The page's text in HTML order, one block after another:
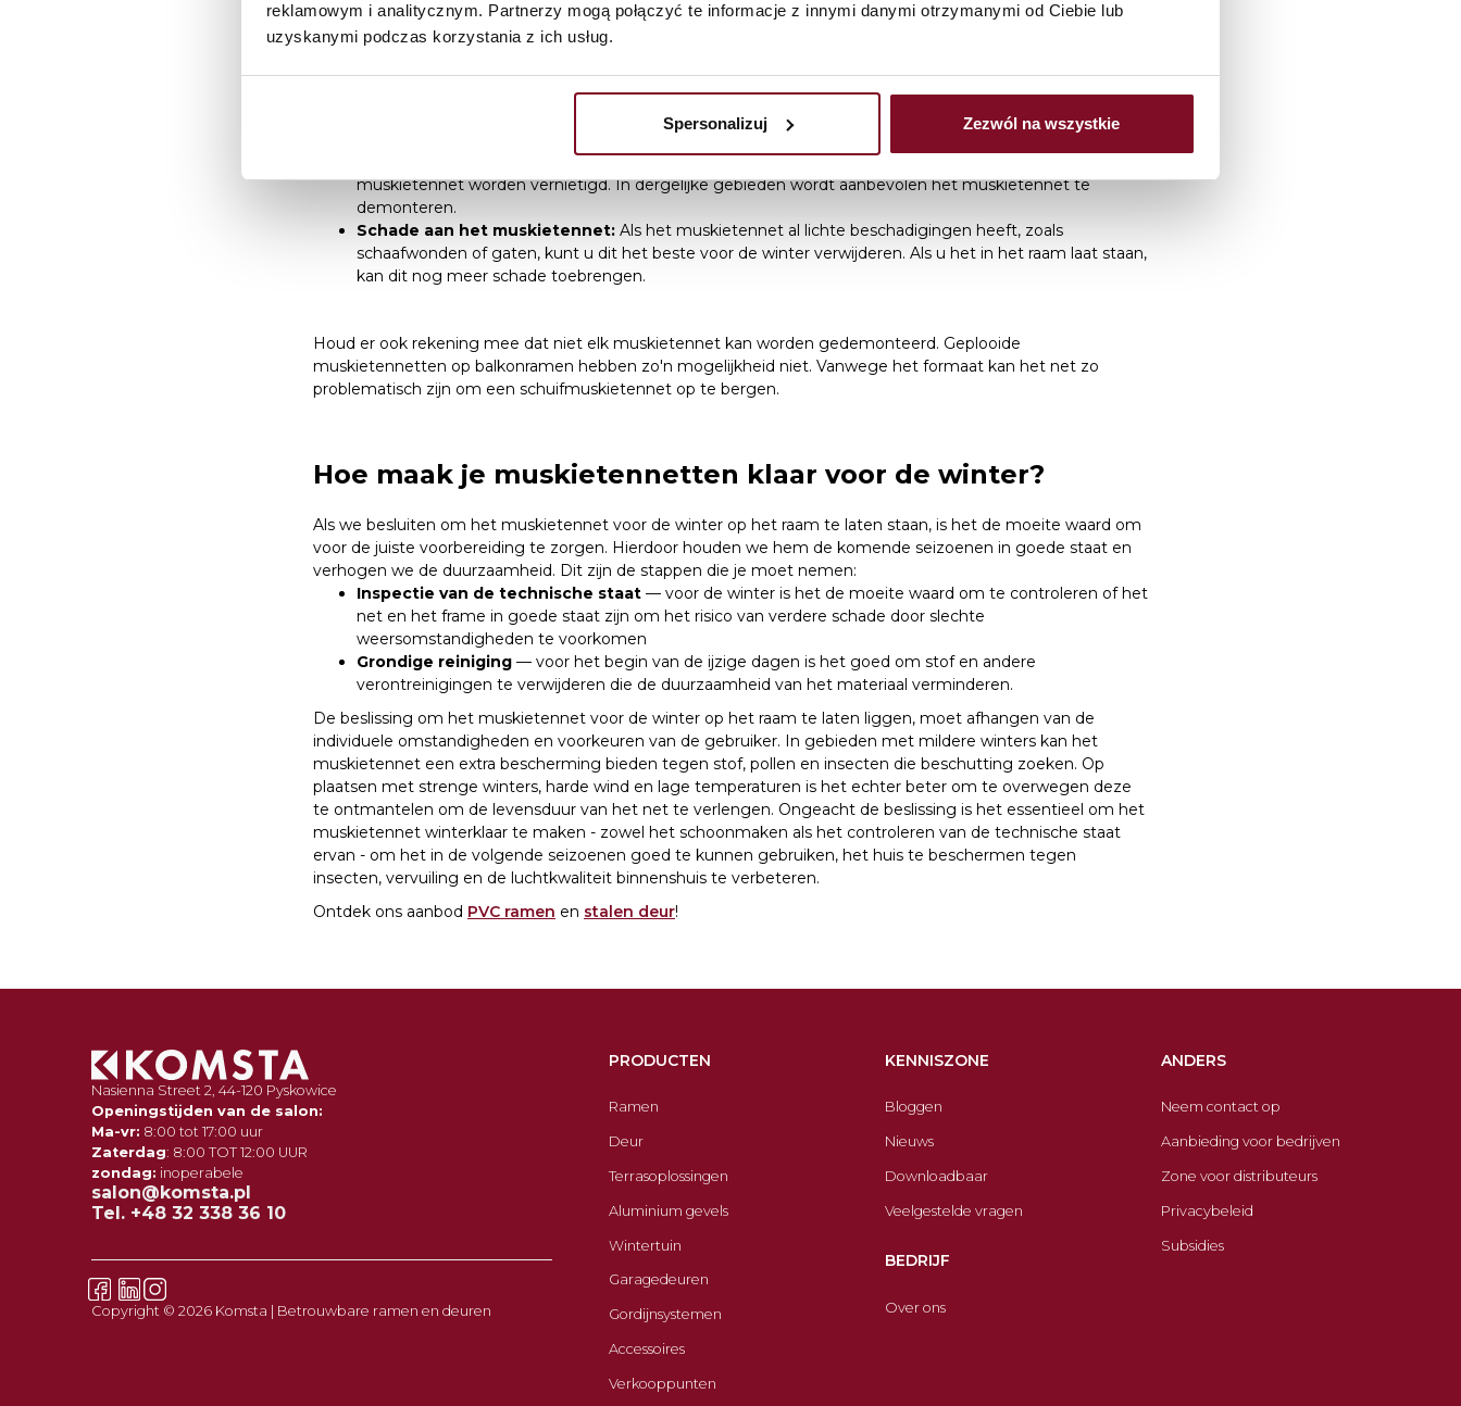
reklamowym i analitycznym. Partnerzy mogą połączyć te informacje z innymi danymi otrzymanymi od Ciebie lub
uzyskanymi podczas korzystania z ich usług.
Spersonalizuj Zezwól na wszystkie
Wanneer is het aan te raden om het muskietennet voor de
winter te demonteren?
Het demonteren van het muskietennet in de winter is nuttig in de volgende situaties:
Extreme weersomstandigheden:In gebieden met hevige sneeuwval en koude winters kan het
muskietennet worden vernietigd. In dergelijke gebieden wordt aanbevolen het muskietennet te
demonteren.
Schade aan het muskietennet: Als het muskietennet al lichte beschadigingen heeft, zoals
schaafwonden of gaten, kunt u dit het beste voor de winter verwijderen. Als u het in het raam laat staan,
kan dit nog meer schade toebrengen.
Houd er ook rekening mee dat niet elk muskietennet kan worden gedemonteerd. Geplooide
muskietennetten op balkonramen hebben zo'n mogelijkheid niet. Vanwege het formaat kan het net zo
problematisch zijn om een schuifmuskietennet op te bergen.
Hoe maak je muskietennetten klaar voor de winter?
Als we besluiten om het muskietennet voor de winter op het raam te laten staan, is het de moeite waard om
voor de juiste voorbereiding te zorgen. Hierdoor houden we hem de komende seizoenen in goede staat en
verhogen we de duurzaamheid. Dit zijn de stappen die je moet nemen:
Inspectie van de technische staat — voor de winter is het de moeite waard om te controleren of het
net en het frame in goede staat zijn om het risico van verdere schade door slechte
weersomstandigheden te voorkomen
Grondige reiniging — voor het begin van de ijzige dagen is het goed om stof en andere
verontreinigingen te verwijderen die de duurzaamheid van het materiaal verminderen.
De beslissing om het muskietennet voor de winter op het raam te laten liggen, moet afhangen van de
individuele omstandigheden en voorkeuren van de gebruiker. In gebieden met mildere winters kan het
muskietennet een extra bescherming bieden tegen stof, pollen en insecten die beschutting zoeken. Op
plaatsen met strenge winters, harde wind en lage temperaturen is het echter beter om te overwegen deze
te ontmantelen om de levensduur van het net te verlengen. Ongeacht de beslissing is het essentieel om het
muskietennet winterklaar te maken - zowel het schoonmaken als het controleren van de technische staat
ervan - om het in de volgende seizoenen goed te kunnen gebruiken, het huis te beschermen tegen
insecten, vervuiling en de luchtkwaliteit binnenshuis te verbeteren.
Ontdek ons aanbod PVC ramen en stalen deur!
Nasienna Street 2, 44-120 Pyskowice
Openingstijden van de salon:
Ma-vr: 8:00 tot 17:00 uur
Zaterdag: 8:00 TOT 12:00 UUR
zondag: inoperabele
salon@komsta.pl
Tel. +48 32 338 36 10
Copyright © 2026 Komsta | Betrouwbare ramen en deuren
PRODUCTEN
Ramen
Deur
Terrasoplossingen
Aluminium gevels
Wintertuin
Garagedeuren
Gordijnsystemen
Accessoires
Verkooppunten
KENNISZONE
Bloggen
Nieuws
Downloadbaar
Veelgestelde vragen
BEDRIJF
Over ons
ANDERS
Neem contact op
Aanbieding voor bedrijven
Zone voor distributeurs
Privacybeleid
Subsidies